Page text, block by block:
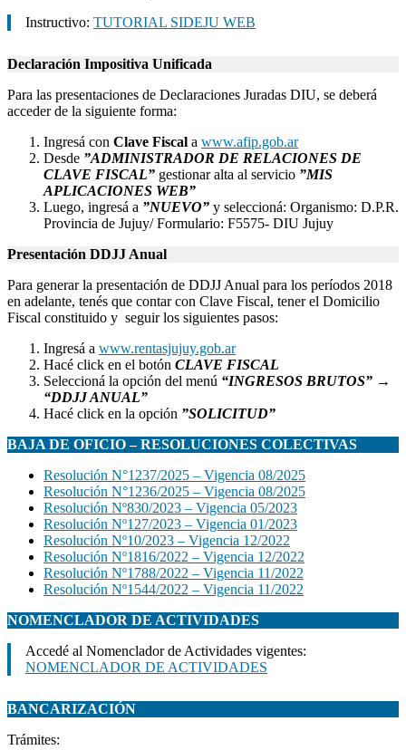
Instructivo: TUTORIAL SIDEJU WEB
Declaración Impositiva Unificada
Para las presentaciones de Declaraciones Juradas DIU, se deberá
acceder de la siguiente forma:
Ingresá con Clave Fiscal a www.afip.gob.ar
Desde ”ADMINISTRADOR DE RELACIONES DE
CLAVE FISCAL” gestionar alta al servicio ”MIS
APLICACIONES WEB”
Luego, ingresá a ”NUEVO” y seleccioná: Organismo: D.P.R.
Provincia de Jujuy/ Formulario: F5575- DIU Jujuy
Presentación DDJJ Anual
Para generar la presentación de DDJJ Anual para los períodos 2018
en adelante, tenés que contar con Clave Fiscal, tener el Domicilio
Fiscal constituido y seguir los siguientes pasos:
Ingresá a www.rentasjujuy.gob.ar
Hacé click en el botón CLAVE FISCAL
Seleccioná la opción del menú “INGRESOS BRUTOS” →
“DDJJ ANUAL”
Hacé click en la opción ”SOLICITUD”
BAJA DE OFICIO – RESOLUCIONES COLECTIVAS
Resolución N°1237/2025 – Vigencia 08/2025
Resolución N°1236/2025 – Vigencia 08/2025
Resolución Nº830/2023 – Vigencia 05/2023
Resolución Nº127/2023 – Vigencia 01/2023
Resolución Nº10/2023 – Vigencia 12/2022
Resolución Nº1816/2022 – Vigencia 12/2022
Resolución Nº1788/2022 – Vigencia 11/2022
Resolución Nº1544/2022 – Vigencia 11/2022
NOMENCLADOR DE ACTIVIDADES
Accedé al Nomenclador de Actividades vigentes:
NOMENCLADOR DE ACTIVIDADES
BANCARIZACIÓN
Trámites: